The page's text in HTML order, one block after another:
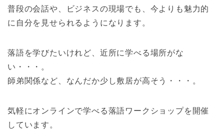
普段の会話や、ビジネスの現場でも、今よりも魅力的
に自分を見せられるようになります。
落語を学びたいけれど、近所に学べる場所がな
い・・・。
師弟関係など、なんだか少し敷居が高そう・・・。
気軽にオンラインで学べる落語ワークショップを開催
しています。